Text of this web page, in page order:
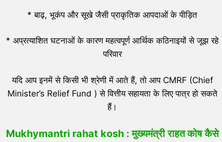
* बाढ़, भूकंप और सूखे जैसी प्राकृतिक आपदाओं के पीड़ित
* अप्रत्याशित घटनाओं के कारण महत्वपूर्ण आर्थिक कठिनाइयों से जूझ रहे
परिवार
यदि आप इनमें से किसी भी श्रेणी में आते हैं, तो आप CMRF (Chief
Minister’s Relief Fund ) से वित्तीय सहायता के लिए पात्र हो सकते
हैं।
Mukhymantri rahat kosh :मुख्यमंत्री राहत कोष कैसे